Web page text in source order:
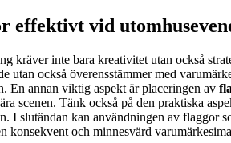
effektivt vid
kräver inte bara kreativitet utan också
utan också överensstämmer med
En annan viktig aspekt är placeringen av
scenen. Tänk också på den praktiska
I slutändan kan användningen av flaggor
konsekvent och minnesvärd